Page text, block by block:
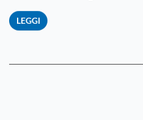
LEGGI